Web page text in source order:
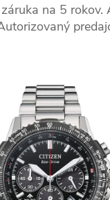
na 5 rokov.